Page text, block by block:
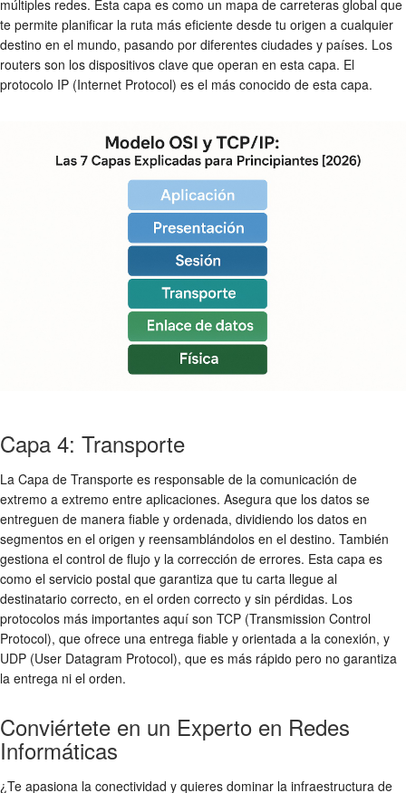
múltiples redes. Esta capa es como un mapa de carreteras global que
te permite planificar la ruta más eficiente desde tu origen a cualquier
destino en el mundo, pasando por diferentes ciudades y países. Los
routers son los dispositivos clave que operan en esta capa. El
protocolo IP (Internet Protocol) es el más conocido de esta capa.
Capa 4: Transporte
La Capa de Transporte es responsable de la comunicación de
extremo a extremo entre aplicaciones. Asegura que los datos se
entreguen de manera fiable y ordenada, dividiendo los datos en
segmentos en el origen y reensamblándolos en el destino. También
gestiona el control de flujo y la corrección de errores. Esta capa es
como el servicio postal que garantiza que tu carta llegue al
destinatario correcto, en el orden correcto y sin pérdidas. Los
protocolos más importantes aquí son TCP (Transmission Control
Protocol), que ofrece una entrega fiable y orientada a la conexión, y
UDP (User Datagram Protocol), que es más rápido pero no garantiza
la entrega ni el orden.
Conviértete en un Experto en Redes
Informáticas
¿Te apasiona la conectividad y quieres dominar la infraestructura de